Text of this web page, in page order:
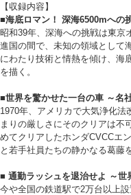
【収録内容】
■海底ロマン！ 深海6500mへの
昭和39年、深海への挑戦は東京
進国の間で、未知の領域として
にわたり技術と情熱を傾け、海
を描く。
■世界を驚かせた一台の車 ～名
1970年、アメリカで大気浄化
まりの厳しさにそのクリアは不
めてクリアしたホンダCVCCエ
と若手社員たちの静かなる葛藤
■ 通勤ラッシュを退治せよ ～世
今や全国の鉄道駅で2万台以上